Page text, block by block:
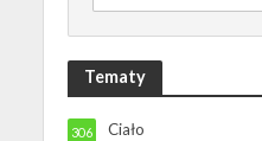
Tematy
Ciało
306